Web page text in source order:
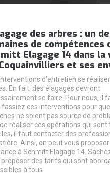
des arbres : un
de compétences
Elagage 14 dans la
et ses
d'entretien se
En fait, des élagages devront
se faire. Pour nous, il
fassiez ces interventions pour
ne soient pas source de
réaliser ces opérations qui sont
il faut contacter des
Ainsi, on peut vous
à Schmitt Elagage 14.
proposer des tarifs qui sont
à tous.